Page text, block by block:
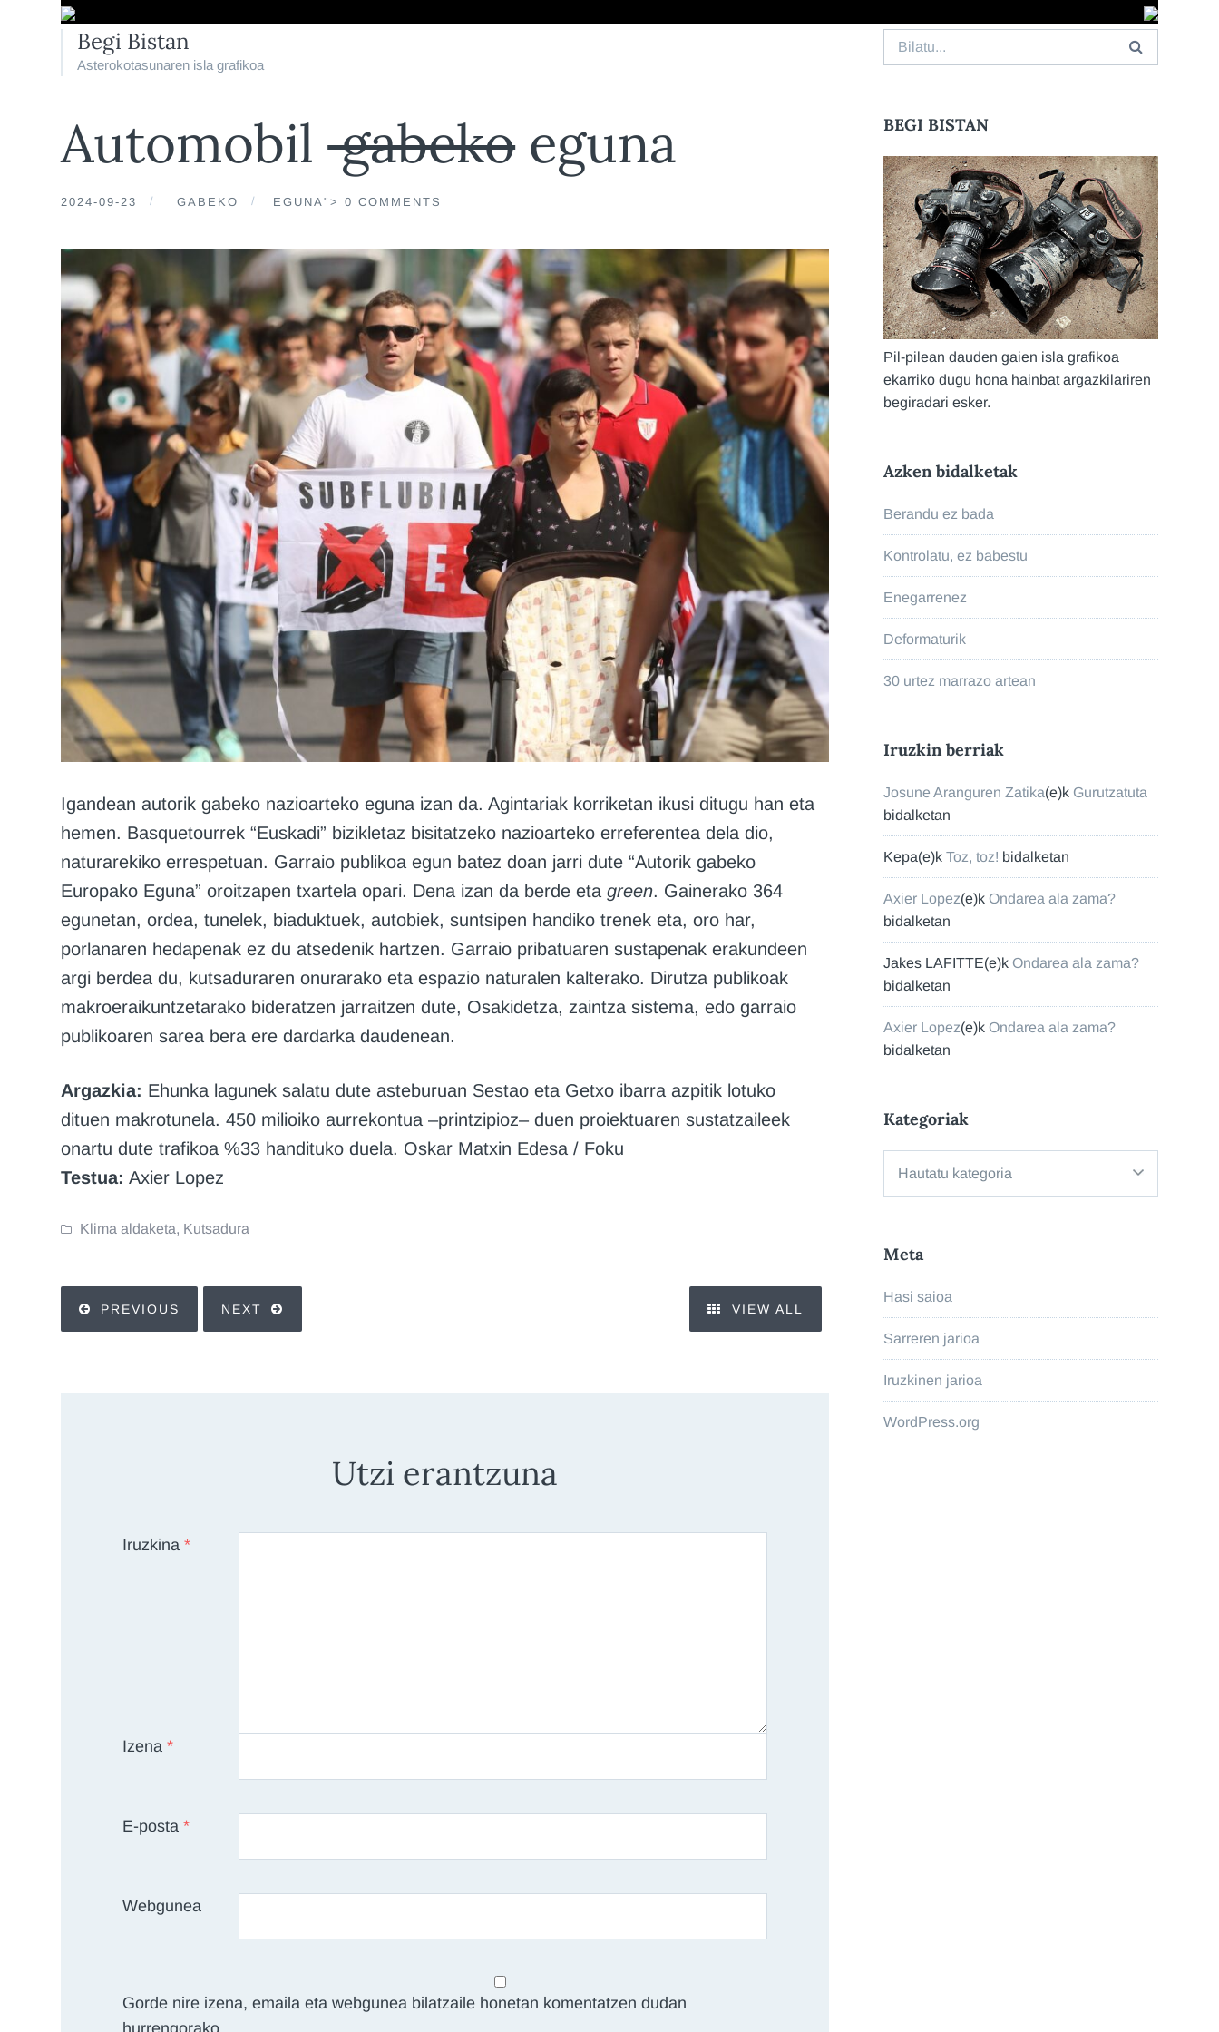
Begi Bistan
Asterokotasunaren isla grafikoa
Search
Automobilgabekoeguna
2024-09-23 GABEKO EGUNA"> 0 COMMENTS
Igandean autorik gabeko nazioarteko eguna izan da. Agintariak korriketan ikusi ditugu han eta
hemen. Basquetourrek “Euskadi” bizikletaz bisitatzeko nazioarteko erreferentea dela dio,
naturarekiko errespetuan. Garraio publikoa egun batez doan jarri dute “Autorik gabeko
Europako Eguna” oroitzapen txartela opari. Dena izan da berde etagreen. Gainerako 364
egunetan, ordea, tunelek, biaduktuek, autobiek, suntsipen handiko trenek eta, oro har,
porlanaren hedapenak ez du atsedenik hartzen. Garraio pribatuaren sustapenak erakundeen
argi berdea du, kutsaduraren onurarako eta espazio naturalen kalterako. Dirutza publikoak
makroeraikuntzetarako bideratzen jarraitzen dute, Osakidetza, zaintza sistema, edo garraio
publikoaren sarea bera ere dardarka daudenean.
Argazkia: Ehunka lagunek salatu dute asteburuan Sestao eta Getxo ibarra azpitik lotuko
dituen makrotunela. 450 milioiko aurrekontua –printzipioz– duen proiektuaren sustatzaileek
onartu dute trafikoa %33 handituko duela. Oskar Matxin Edesa / Foku
Testua: Axier Lopez
Klima aldaketa, Kutsadura
PREVIOUS NEXT VIEW ALL
Utzi erantzuna
Iruzkina *
Izena *
E-posta *
Webgunea
Gorde nire izena, emaila eta webgunea bilatzaile honetan komentatzen dudan
BEGI BISTAN
Pil-pilean dauden gaien isla grafikoa
ekarriko dugu hona hainbat argazkilariren
begiradari esker.
Azken bidalketak
Berandu ez bada
Kontrolatu, ez babestu
Enegarrenez
Deformaturik
30 urtez marrazo artean
Iruzkin berriak
Josune Aranguren Zatika(e)k Gurutzatuta
bidalketan
Kepa(e)kToz, toz! bidalketan
Axier Lopez(e)kOndarea ala zama?
bidalketan
Jakes LAFITTE(e)kOndarea ala zama?
bidalketan
Axier Lopez(e)kOndarea ala zama?
bidalketan
Kategoriak
Meta
Hasi saioa
Sarreren jarioa
Iruzkinen jarioa
WordPress.org